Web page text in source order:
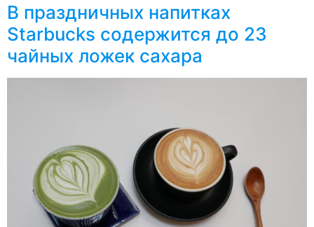
В праздничных напитках
Starbucks содержится до 23
чайных ложек сахара